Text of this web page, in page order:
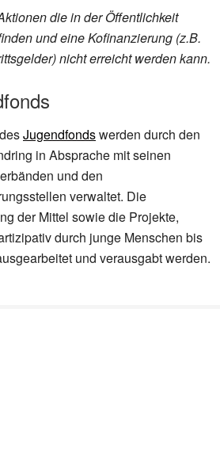
die in der Öffentlichkeit
und eine Kofinanzierung (z.B.
nicht erreicht werden kann.
Jugendfondswerden durch den
in Absprache mit seinen
und den
verwaltet. Die
der Mittel sowie die Projekte,
durch junge Menschen bis
und verausgabt werden.